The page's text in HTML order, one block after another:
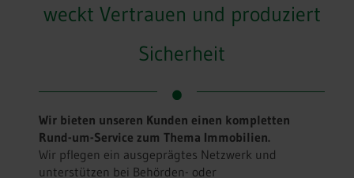
weckt Vertrauen und produziert
Sicherheit
Wir bieten unseren Kunden einen kompletten
Rund-um-Service zum Thema Immobilien.
Wir pflegen ein ausgeprägtes Netzwerk und
unterstützen bei Behörden- oder